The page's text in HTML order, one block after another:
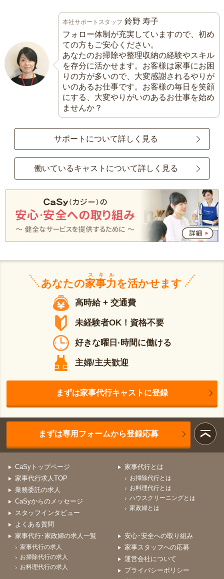
本社サポートスタッフ 鈴野 寿子
フォロー体制が充実していますので、初め
ての方もご安心ください。
あなたのお掃除や整理収納の経験やスキル
を存分に活かせます。お客様は家事にお困
りの方が多いので、大変感謝されるやりが
いのあるお仕事です。お客様の毎日を笑顔
にする、大変やりがいのあるお仕事を始め
ませんか？
サポートについて詳しく見る
働いているキャストについて詳しく見る
あなたの家事力
スキル
を活かせます
高時給 + 交通費
未経験者OK！資格不要
好きな曜日·時間に働ける
主婦/主夫歓迎
まずは家事代行キャストに登録
まずは専用フォームから登録応募
CaSyトップページ
家事代行求人TOP
業務委託の求人
CaSyからのメッセージ
スタッフインタビュー
よくある質問
家事代行とは
お掃除代行とは
お料理代行とは
ハウスクリーニングとは
家政婦とは
家事代行･家政婦の求人一覧
家事代行の求人
お掃除代行の求人
お料理代行の求人
安心･安全への取り組み
家事スタッフへの応募
運営会社について
プライバシーポリシー